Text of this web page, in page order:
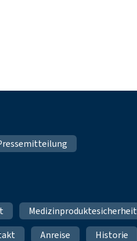
Medizinproduktesicherheit
Anreise Historie